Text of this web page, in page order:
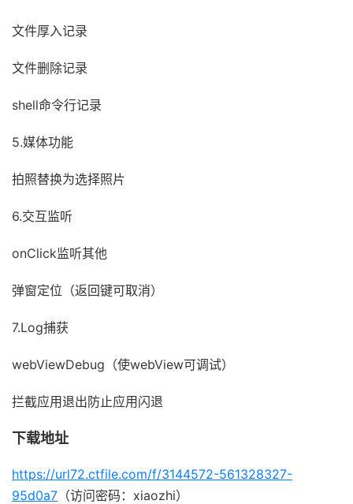
文件厚入记录
文件删除记录
shell命令行记录
5.媒体功能
拍照替换为选择照片
6.交互监听
onClick监听其他
弹窗定位（返回键可取消）
7.Log捕获
webViewDebug（使webView可调试）
拦截应用退出防止应用闪退
下载地址
https://url72.ctfile.com/f/3144572-561328327-
95d0a7 （访问密码：xiaozhi）